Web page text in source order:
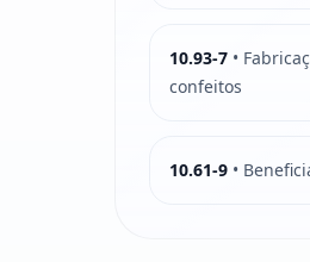
10.93-7 •
confeitos
10.61-9 •